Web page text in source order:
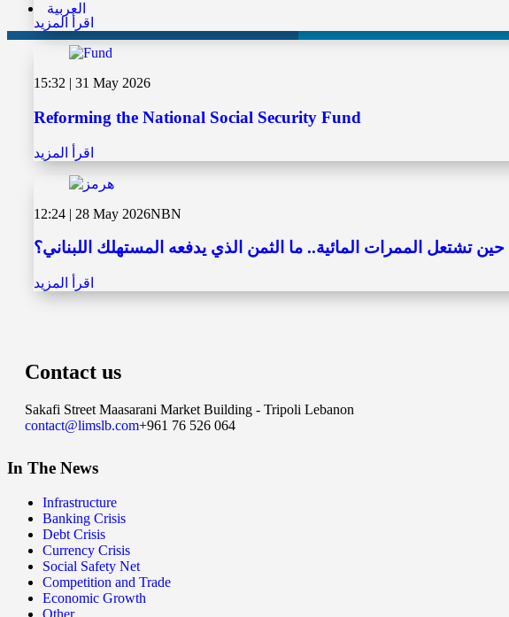
العربية
اقرأ المزيد
15:32 | 31 May 2026
Reforming the National Social Security Fund
اقرأ المزيد
12:24 | 28 May 2026NBN
حين تشتعل الممرات المائية.. ما الثمن الذي يدفعه المستهلك اللبناني؟
اقرأ المزيد
Contact us
Sakafi Street Maasarani Market Building - Tripoli Lebanon
contact@limslb.com+961 76 526 064
In The News
Infrastructure
Banking Crisis
Debt Crisis
Currency Crisis
Social Safety Net
Competition and Trade
Economic Growth
Other